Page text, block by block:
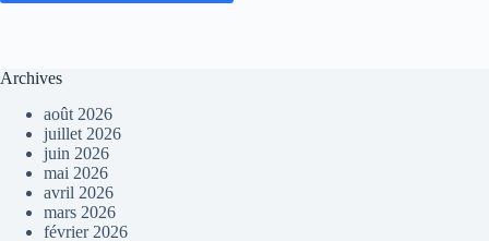
Archives
août 2026
juillet 2026
juin 2026
mai 2026
avril 2026
mars 2026
février 2026